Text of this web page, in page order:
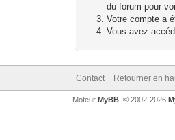
du forum pour
Votre compte a
Vous avez
Contact Retourner en
Moteur MyBB, © 2002-2026